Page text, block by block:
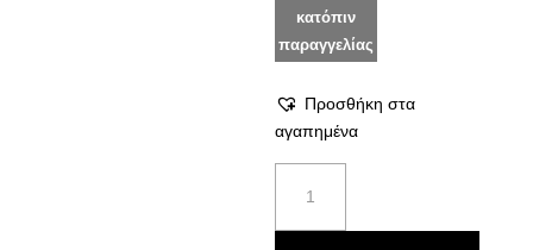
κατόπιν
παραγγελίας
Προσθήκη στα
αγαπημένα
Class
ποσότητα